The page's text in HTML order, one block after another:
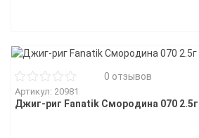
0 отзывов
Артикул: 20981
Джиг-риг Fanatik Смородина 070 2.5г